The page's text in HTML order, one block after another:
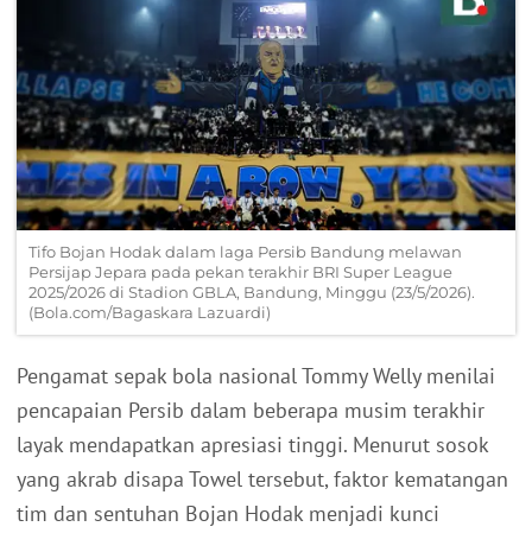
Tifo Bojan Hodak dalam laga Persib Bandung melawan
Persijap Jepara pada pekan terakhir BRI Super League
2025/2026 di Stadion GBLA, Bandung, Minggu (23/5/2026).
(Bola.com/Bagaskara Lazuardi)
Pengamat sepak bola nasional Tommy Welly menilai
pencapaian Persib dalam beberapa musim terakhir
layak mendapatkan apresiasi tinggi. Menurut sosok
yang akrab disapa Towel tersebut, faktor kematangan
tim dan sentuhan Bojan Hodak menjadi kunci